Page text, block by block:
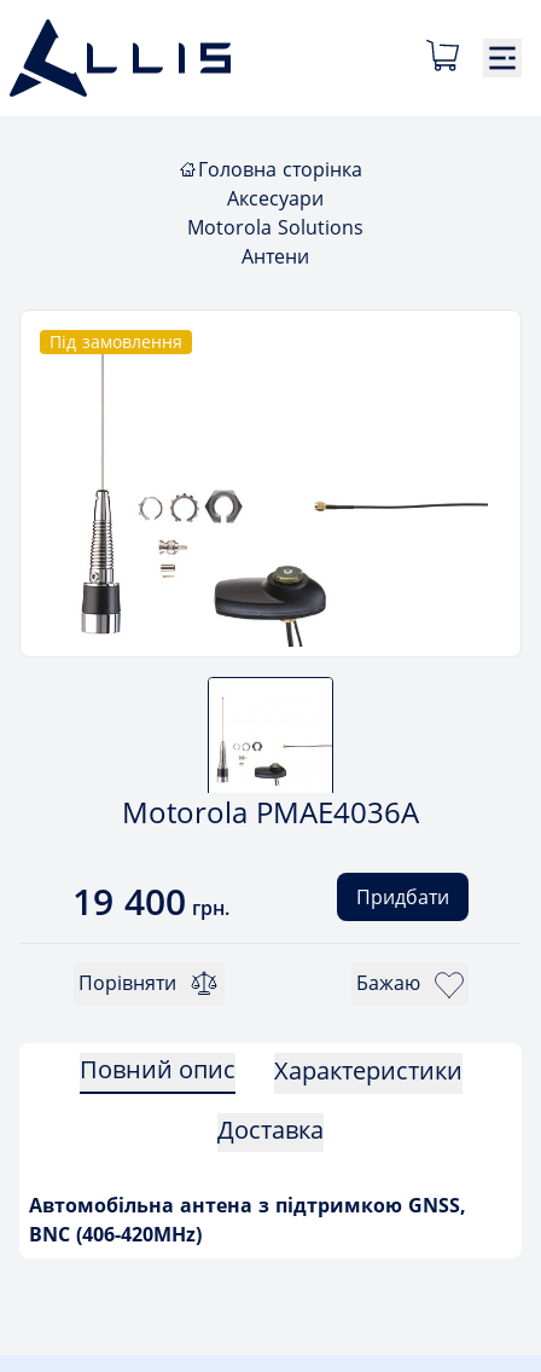
Головна сторінка
Аксесуари
Motorola Solutions
Антени
Під замовлення
Motorola PMAE4036A
19 400 грн. Придбати
Порівняти Бажаю
Повний опис
Характеристики
Доставка
Автомобільна антена з підтримкою GNSS,
BNC (406-420MHz)